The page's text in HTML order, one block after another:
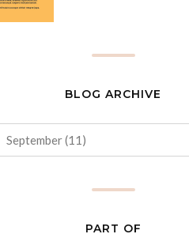
BLOG ARCHIVE
PART OF